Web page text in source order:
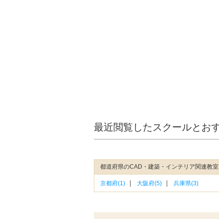
最近閲覧したスクールとお
都道府県のCAD・建築・インテリア関連教
京都府(1) 大阪府(5) 兵庫県(3)